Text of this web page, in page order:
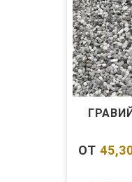
ОТ